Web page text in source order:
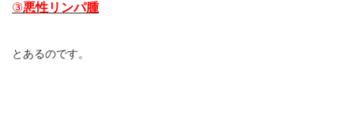
③悪性リンパ腫
とあるのです。